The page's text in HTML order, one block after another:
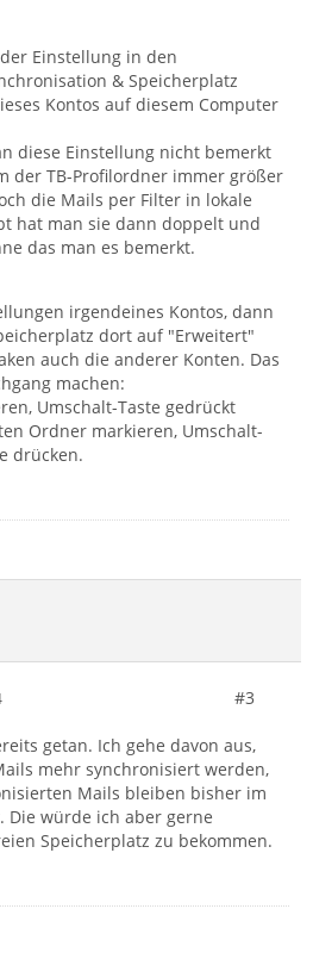
Einstellung in den
& Speicherplatz
Kontos auf diesem Computer
diese Einstellung nicht bemerkt
der TB-Profilordner immer größer
die Mails per Filter in lokale
hat man sie dann doppelt und
das man es bemerkt.
irgendeines Kontos, dann
dort auf "Erweitert"
auch die anderer Konten. Das
machen:
Umschalt-Taste gedrückt
Ordner markieren, Umschalt-
drücken.
#3
getan. Ich gehe davon aus,
mehr synchronisiert werden,
Mails bleiben bisher im
Die würde ich aber gerne
Speicherplatz zu bekommen.